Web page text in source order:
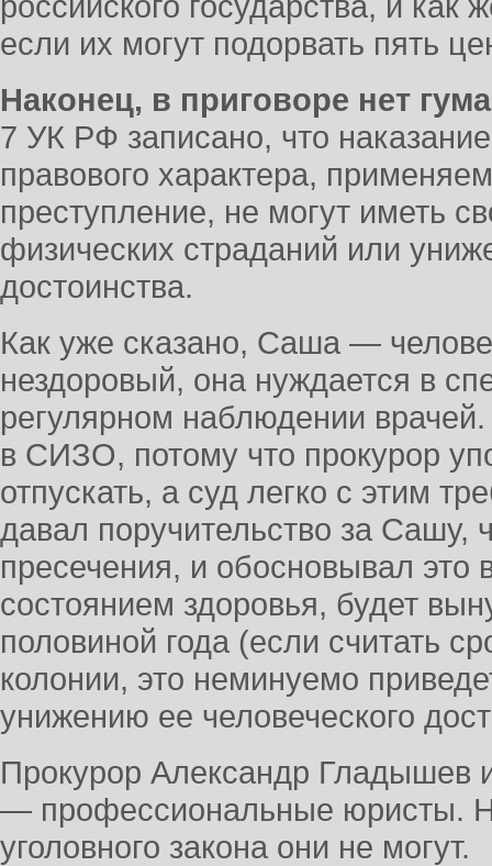
если их могут подорвать пять
Наконец, в приговоре нет
7 УК РФ записано, что
правового характера,
преступление, не могут иметь
физических страданий или
достоинства.
Как уже сказано, Саша —
нездоровый, она нуждается в
регулярном наблюдении
в СИЗО, потому что прокурор
отпускать, а суд легко с этим
давал поручительство за Сашу,
пресечения, и обосновывал это
состоянием здоровья, будет
половиной года (если считать
колонии, это неминуемо
унижению ее человеческого
Прокурор Александр Гладышев
— профессиональные юристы.
уголовного закона они не могут.